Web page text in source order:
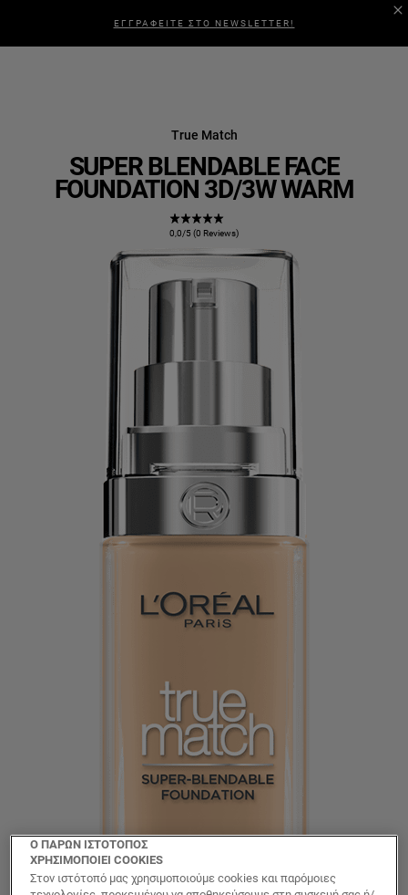
ΕΓΓΡΑΦΕΙΤΕ ΣΤΟ NEWSLETTER!
True Match
SUPER BLENDABLE FACE
FOUNDATION 3D/3W WARM
0,0/5 (0 Reviews)
Ο ΠΑΡΩΝ ΙΣΤΟΤΟΠΟΣ
ΧΡΗΣΙΜΟΠΟΙΕΙ COOKIES
Στον ιστότοπό μας χρησιμοποιούμε cookies και παρόμοιες